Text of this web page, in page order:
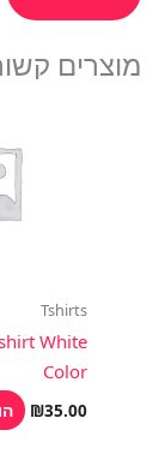
מוצרים
Tshirts
White
Color
₪35.00